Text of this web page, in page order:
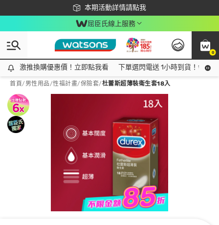
本期活動詳情請點我
下載app最高回饋$350
屈臣氏線上服務
0
激推換購優惠價！立即點我看
激推換購優惠價！立即點我看 下單選閃電送 1小時到貨！領神
首頁/ 男性用品/性福計畫/保險套/杜蕾斯超薄裝衛生套18入